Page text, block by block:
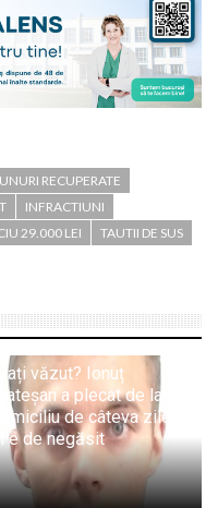
RECUPERATE
INFRACTIUNI
29.000 LEI
TAUTII DE SUS
L-ați văzut? Ionuț
Mateșan a plecat de la
domiciliu de câteva zile
și e de negăsit